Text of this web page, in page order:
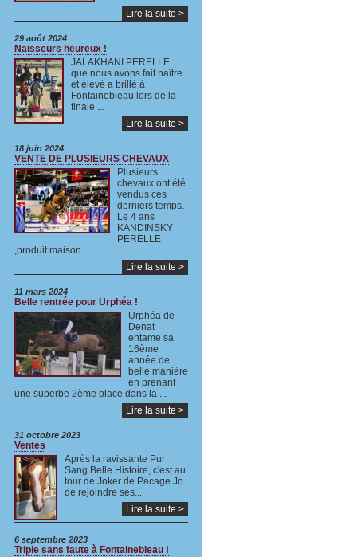
Lire la suite >
29 août 2024
Naisseurs heureux !
JALAKHANI PERELLE
que nous avons fait naître
et élevé a brillé à
Fontainebleau lors de la
finale ...
Lire la suite >
18 juin 2024
VENTE DE PLUSIEURS CHEVAUX
Plusieurs
chevaux ont été
vendus ces
derniers temps.
Le 4 ans
KANDINSKY
PERELLE
,produit maison ...
Lire la suite >
11 mars 2024
Belle rentrée pour Urphéa !
Urphéa de
Denat
entame sa
16ème
année de
belle manière
en prenant
une superbe 2ème place dans la ...
Lire la suite >
31 octobre 2023
Ventes
Après la ravissante Pur
Sang Belle Histoire, c'est au
tour de Joker de Pacage Jo
de rejoindre ses...
Lire la suite >
6 septembre 2023
Triple sans faute à Fontainebleau !